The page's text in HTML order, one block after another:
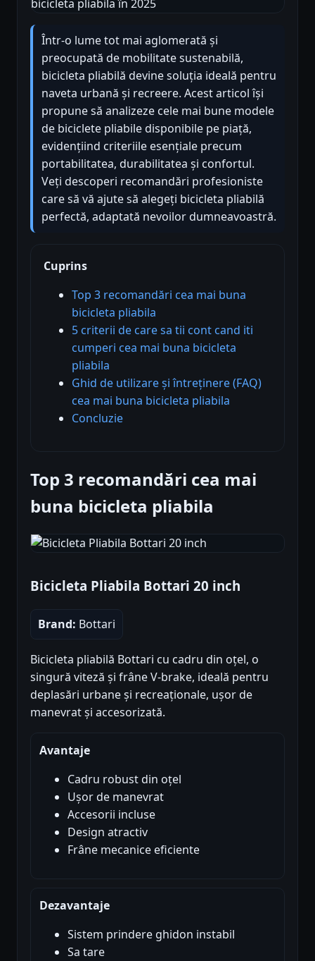
Într-o lume tot mai aglomerată și
preocupată de mobilitate sustenabilă,
bicicleta pliabilă devine soluția ideală pentru
naveta urbană și recreere. Acest articol își
propune să analizeze cele mai bune modele
de biciclete pliabile disponibile pe piață,
evidențiind criteriile esențiale precum
portabilitatea, durabilitatea și confortul.
Veți descoperi recomandări profesioniste
care să vă ajute să alegeți bicicleta pliabilă
perfectă, adaptată nevoilor dumneavoastră.
Cuprins
Top 3 recomandări cea mai buna
bicicleta pliabila
5 criterii de care sa tii cont cand iti
cumperi cea mai buna bicicleta
pliabila
Ghid de utilizare și întreținere (FAQ)
cea mai buna bicicleta pliabila
Concluzie
Top 3 recomandări cea mai
buna bicicleta pliabila
Bicicleta Pliabila Bottari 20 inch
Brand: Bottari
Bicicleta pliabilă Bottari cu cadru din oțel, o
singură viteză și frâne V-brake, ideală pentru
deplasări urbane și recreaționale, ușor de
manevrat și accesorizată.
Avantaje
Cadru robust din oțel
Ușor de manevrat
Accesorii incluse
Design atractiv
Frâne mecanice eficiente
Dezavantaje
Sistem prindere ghidon instabil
Sa tare